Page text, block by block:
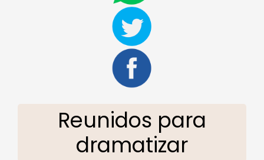
Reunidos para
dramatizar